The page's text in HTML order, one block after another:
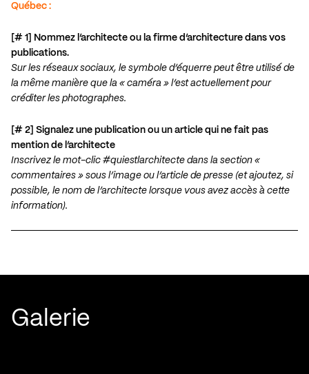
Québec :
[# 1] Nommez l’architecte ou la firme d’architecture dans vos
publications.
Sur les réseaux sociaux, le symbole d’équerre peut être utilisé de
la même manière que la « caméra » l’est actuellement pour
créditer les photographes.
[# 2] Signalez une publication ou un article qui ne fait pas
mention de l’architecte
Inscrivez le mot-clic #quiestlarchitecte dans la section «
commentaires » sous l’image ou l’article de presse (et ajoutez, si
possible, le nom de l’architecte lorsque vous avez accès à cette
information).
Galerie